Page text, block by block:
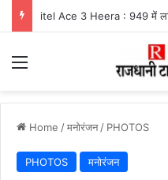
Menu
Home /मनोरंजन / PHOTOS
PHOTOS मनोरंजन